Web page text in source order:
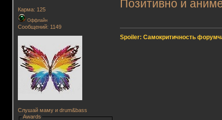
Карма: 125
Оффлайн
Сообщений: 1149
Слушай маму и drum&bass
Awards
Позитивно и
Spoiler: Самокритичность